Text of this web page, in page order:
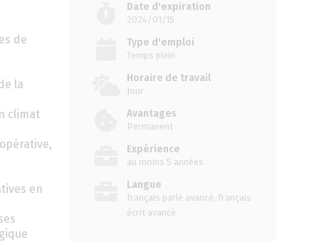
de
la
climat
en
Date d'expiration
2024/01/15
Type d'emploi
Temps plein
Horaire de travail
Jour
Avantages
Permanent
Expérience
au moins 5 années
Langue
français parlé avancé, français
écrit avancé